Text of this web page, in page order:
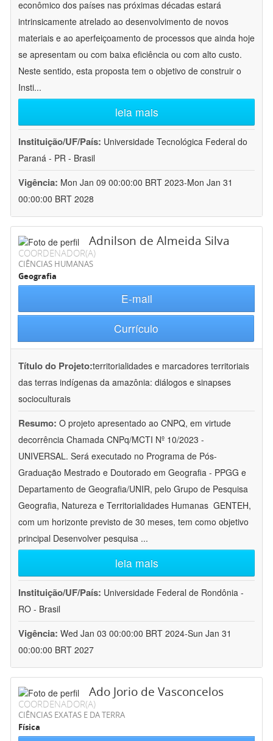
econômico dos países nas próximas décadas estará
intrinsicamente atrelado ao desenvolvimento de novos
materiais e ao aperfeiçoamento de processos que ainda hoje
se apresentam ou com baixa eficiência ou com alto custo.
Neste sentido, esta proposta tem o objetivo de construir o
Insti...
leia mais
Instituição/UF/País: Universidade Tecnológica Federal do
Paraná - PR - Brasil
Vigência: Mon Jan 09 00:00:00 BRT 2023-Mon Jan 31
00:00:00 BRT 2028
Adnilson de Almeida Silva
COORDENADOR(A)
CIÊNCIAS HUMANAS
Geografia
E-mail
Currículo
Título do Projeto:territorialidades e marcadores territoriais
das terras indígenas da amazônia: diálogos e sinapses
socioculturais
Resumo: O projeto apresentado ao CNPQ, em virtude
decorrência Chamada CNPq/MCTI Nº 10/2023 -
UNIVERSAL. Será executado no Programa de Pós-
Graduação Mestrado e Doutorado em Geografia - PPGG e
Departamento de Geografia/UNIR, pelo Grupo de Pesquisa
Geografia, Natureza e Territorialidades Humanas  GENTEH,
com um horizonte previsto de 30 meses, tem como objetivo
principal Desenvolver pesquisa ...
leia mais
Instituição/UF/País: Universidade Federal de Rondônia -
RO - Brasil
Vigência: Wed Jan 03 00:00:00 BRT 2024-Sun Jan 31
00:00:00 BRT 2027
Ado Jorio de Vasconcelos
COORDENADOR(A)
CIÊNCIAS EXATAS E DA TERRA
Física